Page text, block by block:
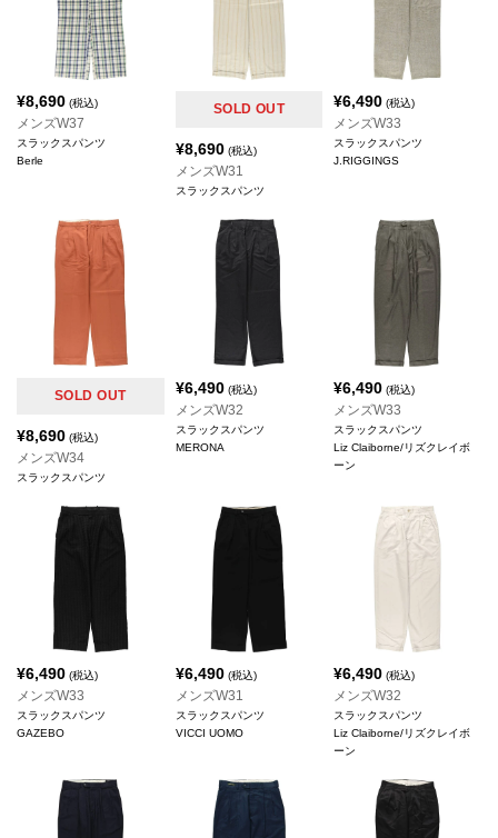
¥8,690 (税込)
メンズW37
スラックスパンツ
Berle
SOLD OUT
¥8,690(税込)
メンズW31
スラックスパンツ
¥6,490 (税込)
メンズW33
スラックスパンツ
J.RIGGINGS
SOLD OUT
¥8,690 (税込)
メンズW34
スラックスパンツ
¥6,490(税込)
メンズW32
スラックスパンツ
MERONA
¥6,490 (税込)
メンズW33
スラックスパンツ
Liz Claiborne/リズクレイボ
ーン
¥6,490 (税込)
メンズW33
スラックスパンツ
GAZEBO
¥6,490(税込)
メンズW31
スラックスパンツ
VICCI UOMO
¥6,490 (税込)
メンズW32
スラックスパンツ
Liz Claiborne/リズクレイボ
ーン